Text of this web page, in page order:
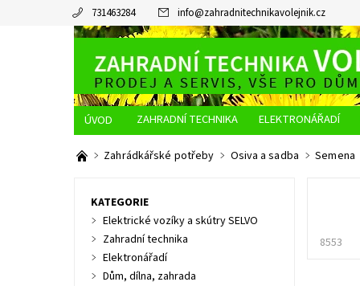
731463284 info@zahradnitechnikavolejnik.cz
ZAHRADNÍ TECHNIKA ELEKTRONÁŘADÍ
O NÁS
JAK NAKUPOVAT DOPRAVA A PLATBA
Zahrádkářské potřeby Osiva a sadba Semena
8553
KATEGORIE
Elektrické vozíky a skútry SELVO
Zahradní technika
Elektronářadí
Dům, dílna, zahrada